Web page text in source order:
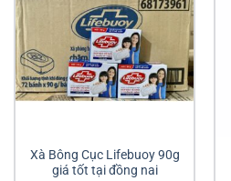
Xà Bông Cục Lifebuoy 90g
giá tốt tại đồng nai